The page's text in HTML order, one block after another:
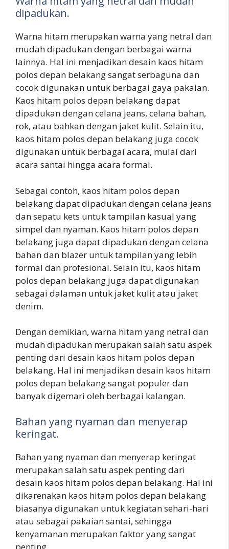
dipadukan.
Warna hitam merupakan warna yang netral dan
mudah dipadukan dengan berbagai warna
lainnya. Hal ini menjadikan desain kaos hitam
polos depan belakang sangat serbaguna dan
cocok digunakan untuk berbagai gaya pakaian.
Kaos hitam polos depan belakang dapat
dipadukan dengan celana jeans, celana bahan,
rok, atau bahkan dengan jaket kulit. Selain itu,
kaos hitam polos depan belakang juga cocok
digunakan untuk berbagai acara, mulai dari
acara santai hingga acara formal.
Sebagai contoh, kaos hitam polos depan
belakang dapat dipadukan dengan celana jeans
dan sepatu kets untuk tampilan kasual yang
simpel dan nyaman. Kaos hitam polos depan
belakang juga dapat dipadukan dengan celana
bahan dan blazer untuk tampilan yang lebih
formal dan profesional. Selain itu, kaos hitam
polos depan belakang juga dapat digunakan
sebagai dalaman untuk jaket kulit atau jaket
denim.
Dengan demikian, warna hitam yang netral dan
mudah dipadukan merupakan salah satu aspek
penting dari desain kaos hitam polos depan
belakang. Hal ini menjadikan desain kaos hitam
polos depan belakang sangat populer dan
banyak digemari oleh berbagai kalangan.
Bahan yang nyaman dan menyerap
keringat.
Bahan yang nyaman dan menyerap keringat
merupakan salah satu aspek penting dari
desain kaos hitam polos depan belakang. Hal ini
dikarenakan kaos hitam polos depan belakang
biasanya digunakan untuk kegiatan sehari-hari
atau sebagai pakaian santai, sehingga
kenyamanan merupakan faktor yang sangat
penting.